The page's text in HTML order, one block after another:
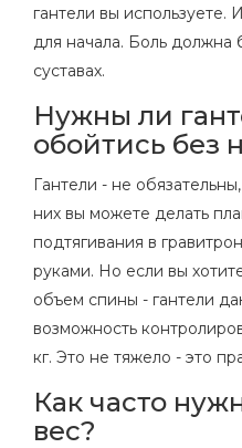
гантели вы используете.
для начала. Боль должна
суставах.
Нужны ли
обойтись без
Гантели - не
них вы можете делать
подтягивания в
руками. Но если вы
объем спины - гантели
возможность
кг. Это не тяжело - это
Как часто
вес?